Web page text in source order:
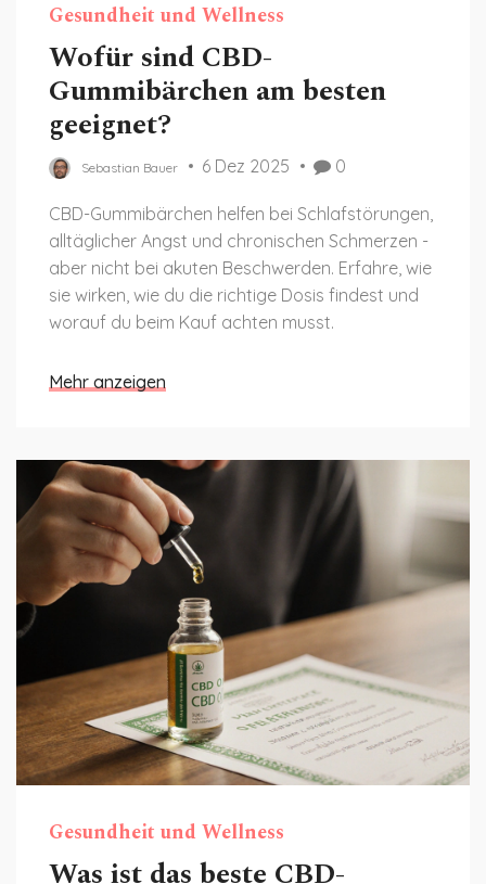
Gesundheit und Wellness
Wofür sind CBD-
Gummibärchen am besten
geeignet?
Sebastian Bauer 6 Dez 2025 0
CBD-Gummibärchen helfen bei Schlafstörungen,
alltäglicher Angst und chronischen Schmerzen -
aber nicht bei akuten Beschwerden. Erfahre, wie
sie wirken, wie du die richtige Dosis findest und
worauf du beim Kauf achten musst.
Mehr anzeigen
Gesundheit und Wellness
Was ist das beste CBD-